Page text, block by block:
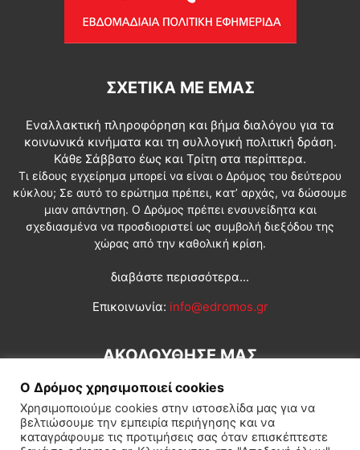
ΣΧΕΤΙΚΆ ΜΕ ΕΜΆΣ
Εναλλακτική πληροφόρηση και βήμα διαλόγου για τα
κοινωνικά κινήματα και τη συλλογική πολιτική δράση.
Κάθε Σάββατο έως και Τρίτη στα περίπτερα.
Τι είδους εγχείρημα μπορεί να είναι ο Δρόμος του δεύτερου
κύκλου; Σε αυτό το ερώτημα πρέπει, κατ’ αρχάς, να δώσουμε
μιαν απάντηση. Ο Δρόμος πρέπει ενσυνείδητα και
σχεδιασμένα να προσδιοριστεί ως συμβολή διεξόδου της
χώρας από την καθολική κρίση.
διαβάστε περισσότερα...
Επικοινωνία: info@edromos.gr
ΑΚΟΛΟΥΘΗΣΕ ΜΑΣ
Ο Δρόμος χρησιμοποιεί cookies
Χρησιμοποιούμε cookies στην ιστοσελίδα μας για να
βελτιώσουμε την εμπειρία περιήγησης και να
καταγράφουμε τις προτιμήσεις σας όταν επισκέπτεστε